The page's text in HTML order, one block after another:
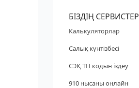
БІЗДІҢ СЕРВИСТЕР
Калькуляторлар
Салық күнтізбесі
СЭҚ ТН кодын іздеу
910 нысаны онлайн